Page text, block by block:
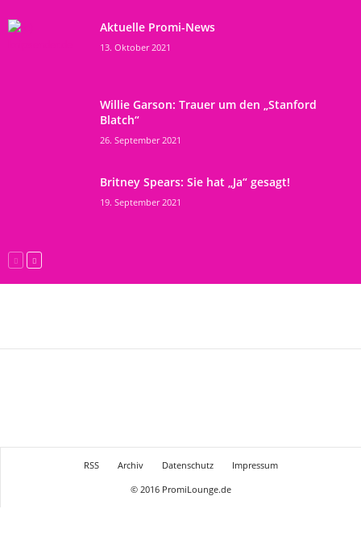
Aktuelle Promi-News
13. Oktober 2021
Willie Garson: Trauer um den „Stanford
Blatch“
26. September 2021
Britney Spears: Sie hat „Ja“ gesagt!
19. September 2021
RSS Archiv Datenschutz
Impressum
© 2016 PromiLounge.de